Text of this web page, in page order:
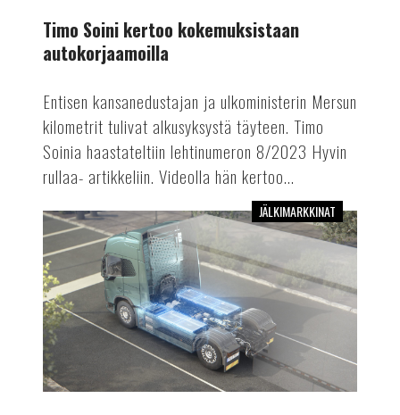
Timo Soini kertoo kokemuksistaan
autokorjaamoilla
Entisen kansanedustajan ja ulkoministerin Mersun
kilometrit tulivat alkusyksystä täyteen. Timo
Soinia haastateltiin lehtinumeron 8/2023 Hyvin
rullaa- artikkeliin. Videolla hän kertoo...
Sähköä
kuorma-
autoihin
JÄLKIMARKKINAT